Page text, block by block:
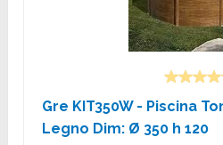
Gre KIT350W - Piscina
Legno Dim: Ø 350 h 120